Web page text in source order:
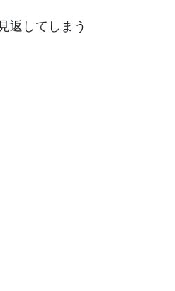
返してしまう